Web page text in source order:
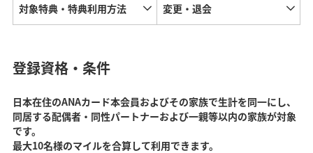
対象特典・特典利用方法 変更・退会
登録資格・条件
日本在住のANAカード本会員およびその家族で生計を同一にし、
同居する配偶者・同性パートナーおよび一親等以内の家族が対象
です。
最大10名様のマイルを合算して利用できます。